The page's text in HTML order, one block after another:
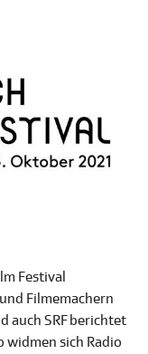
Festival
Filmemachern
auch SRF berichtet
widmen sich Radio